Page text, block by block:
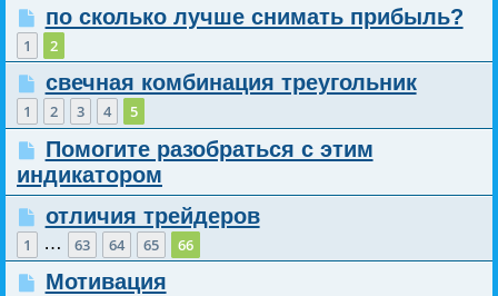
по сколько лучше снимать прибыль?
1 2
свечная комбинация треугольник
1 2 3 4 5
Помогите разобраться с этим
индикатором
отличия трейдеров
1 … 63 64 65 66
Мотивация